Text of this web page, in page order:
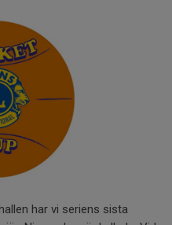
har vi seriens sista